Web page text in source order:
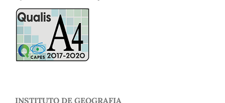
INSTITUTO DE GEOGRAFIA